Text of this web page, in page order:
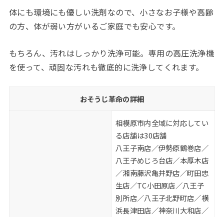
体にも環境にも優しい洗剤なので、小さなお子様や高齢
の方、体が弱い方がいるご家庭でも安心です。
もちろん、汚れはしっかり洗浄可能。専用の高圧洗浄機
を使って、頑固な汚れも徹底的に洗浄してくれます。
おそうじ革命の詳細
相模原市内全域に対応してい
る店舗は30店舗
八王子南店／伊勢原鶴巻店／
八王子めじろ台店／本厚木店
／湘南藤沢亀井野店／町田忠
生店／TC小田原店／八王子
別所店／八王子北野町店／横
浜長津田店／神奈川大和店／